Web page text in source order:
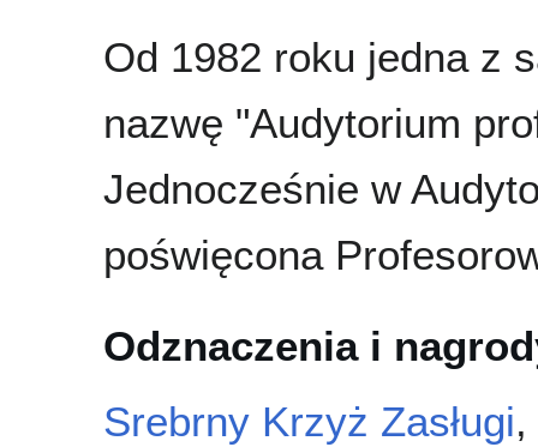
Od 1982 roku jedna z
nazwę "Audytorium
Jednocześnie w
poświęcona
Odznaczenia i
Srebrny Krzyż Zasługi,